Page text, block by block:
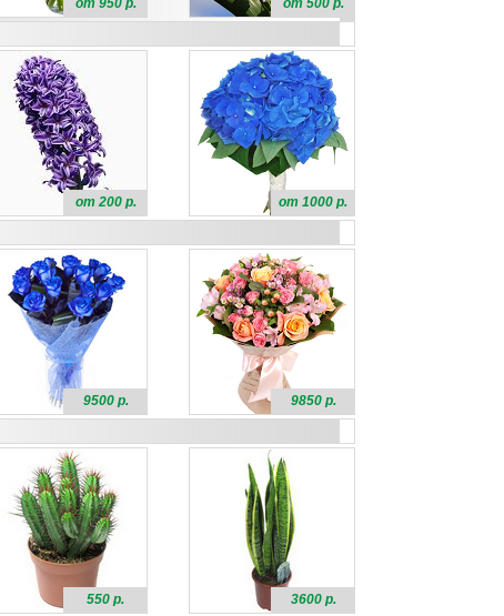
от 950 р. от 500 р.
от 200 р. от 1000 р.
9500 р. 9850 р.
550 р.
3600 р.